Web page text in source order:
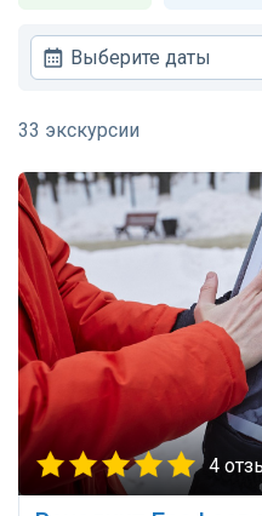
Выберите даты
4